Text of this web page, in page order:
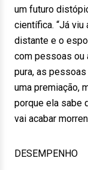
um futuro
científica. “Já
distante e o
com pessoas ou
pura, as
uma premiação,
porque ela sabe
vai acabar
DESEMPENHO